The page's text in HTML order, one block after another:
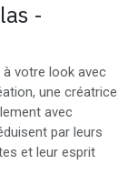
-
à votre look avec
une créatrice
avec
par leurs
et leur esprit